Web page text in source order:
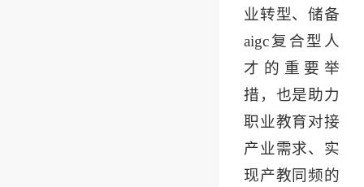
业转型、储备
aigc复合型人
才的重要举
措，也是助力
职业教育对接
产业需求、实
现产教同频的